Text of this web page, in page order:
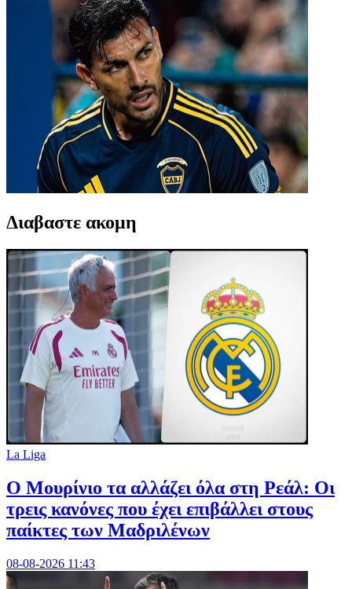
Διαβαστε ακομη
La Liga
Ο Μουρίνιο τα αλλάζει όλα στη Ρεάλ: Οι
τρεις κανόνες που έχει επιβάλλει στους
παίκτες των Μαδριλένων
08-08-2026 11:43